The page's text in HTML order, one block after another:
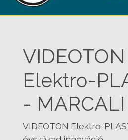
VIDEOTON
Elektro-
- MARCALI
VIDEOTON Elektro-